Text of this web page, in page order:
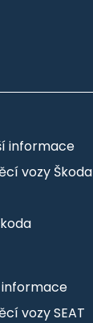
informace
vozy Škoda
informace
vozy SEAT